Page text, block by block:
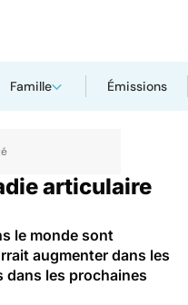
Famille Émissions
articulaire
le monde sont
augmenter dans les
dans les prochaines